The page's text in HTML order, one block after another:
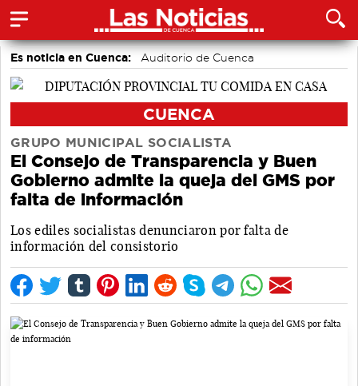
Es noticia en Cuenca: Auditorio de Cuenca
CUENCA
GRUPO MUNICIPAL SOCIALISTA
El Consejo de Transparencia y Buen
Gobierno admite la queja del GMS por
falta de información
Los ediles socialistas denunciaron por falta de
información del consistorio